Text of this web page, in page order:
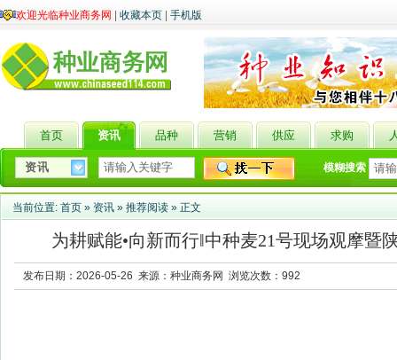
欢迎光临种业商务网 收藏本页 手机版
首页 资讯 品种 营销 供应 求购
模糊搜索
当前位置: 首页 » 资讯 » 推荐阅读 » 正文
为耕赋能•向新而行‖中种麦21号现场观摩暨
发布日期：2026-05-26 来源：种业商务网 浏览次数： 992